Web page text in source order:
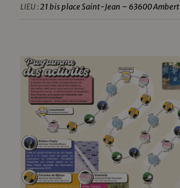
LIEU :21 bis place Saint-Jean – 63600 Ambert